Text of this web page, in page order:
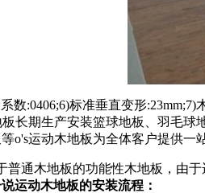
:0406;6)标准垂直变形:23mm;7)
长期生产安装篮球地板、羽毛
o's运动木地板为全体客户提供一
通木地板的功能性木地板，由于
运动木地板的安装流程：